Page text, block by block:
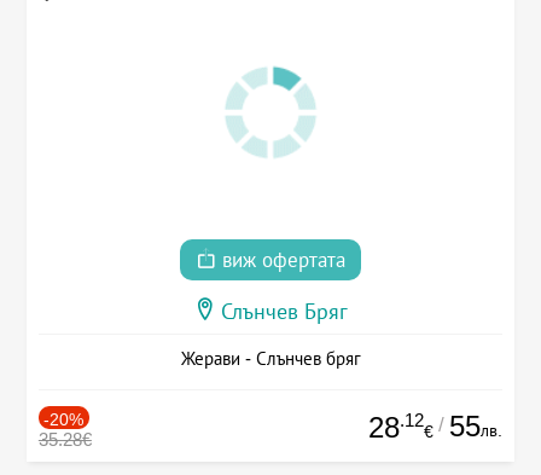
виж офертата
Слънчев Бряг
Жерави - Слънчев бряг
-20%
35.28€ 28.12
€ / 55лв.